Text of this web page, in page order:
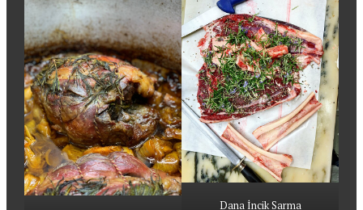
Dana İncik Sarma